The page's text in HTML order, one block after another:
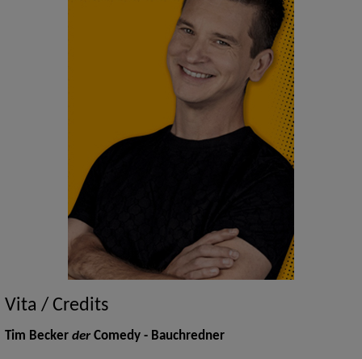
Vita / Credits
Tim Becker der Comedy - Bauchredner